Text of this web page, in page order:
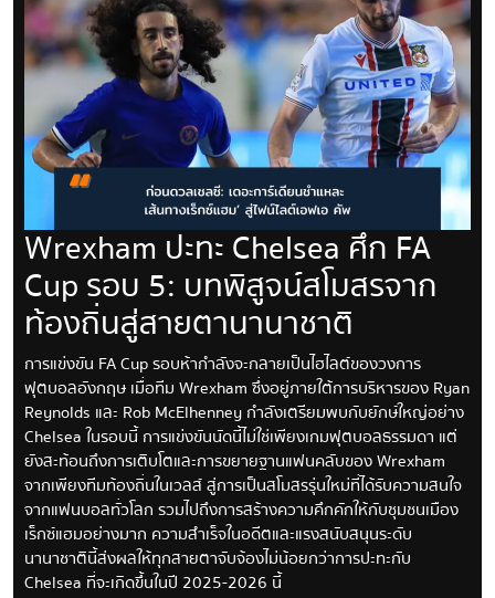
Wrexham ปะทะ Chelsea ศึก FA
Cup รอบ 5: บทพิสูจน์สโมสรจาก
ท้องถิ่นสู่สายตานานาชาติ
การแข่งขัน FA Cup รอบห้ากำลังจะกลายเป็นไฮไลต์ของวงการ
ฟุตบอลอังกฤษ เมื่อทีม Wrexham ซึ่งอยู่ภายใต้การบริหารของ Ryan
Reynolds และ Rob McElhenney กำลังเตรียมพบกับยักษ์ใหญ่อย่าง
Chelsea ในรอบนี้ การแข่งขันนัดนี้ไม่ใช่เพียงเกมฟุตบอลธรรมดา แต่
ยังสะท้อนถึงการเติบโตและการขยายฐานแฟนคลับของ Wrexham
จากเพียงทีมท้องถิ่นในเวลส์ สู่การเป็นสโมสรรุ่นใหม่ที่ได้รับความสนใจ
จากแฟนบอลทั่วโลก รวมไปถึงการสร้างความคึกคักให้กับชุมชนเมือง
เร็กซ์แฮมอย่างมาก ความสำเร็จในอดีตและแรงสนับสนุนระดับ
นานาชาตินี้ส่งผลให้ทุกสายตาจับจ้องไม่น้อยกว่าการปะทะกับ
Chelsea ที่จะเกิดขึ้นในปี 2025-2026 นี้